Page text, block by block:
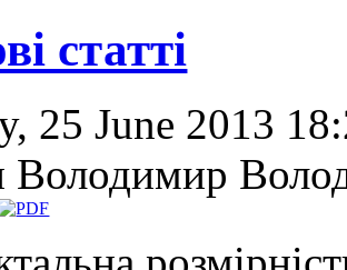
статті
25 June 2013
Володимир